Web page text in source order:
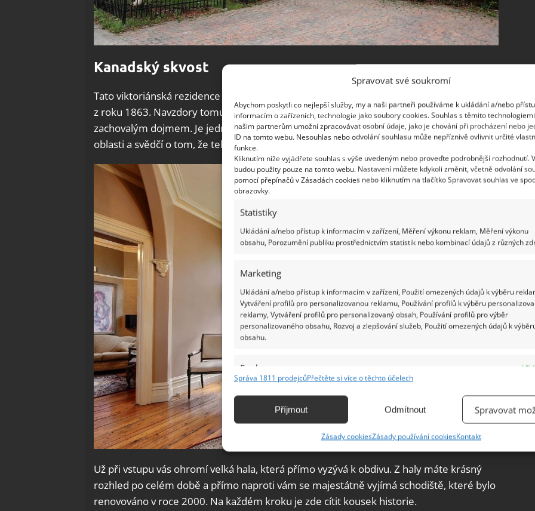
Spravovat své soukromí
Abychom poskytli co nejlepší služby, my a naši partneři používáme k ukládání a/nebo
informacím o zařízeních, technologie jako soubory cookies. Souhlas s těmito
našim partnerům umožní zpracovávat osobní údaje, jako je chování při procházení nebo
ID na tomto webu. Nesouhlas nebo odvolání souhlasu může nepříznivě ovlivnit určité
funkce.
Kliknutím níže vyjádřete souhlas s výše uvedeným nebo proveďte podrobnější rozhodnutí.
budou použity pouze na tomto webu. Nastavení můžete kdykoli změnit, včetně odvolání
pomocí přepínačů v Zásadách cookies nebo kliknutím na tlačítko Spravovat souhlas ve
obrazovky.
Statistiky
Ukládání a/nebo přístup k informacím v zařízení, Měření výkonu reklam, Měření výkonu
obsahu, Porozumění publiku prostřednictvím statistik nebo kombinací údajů z různých
Marketing
Ukládání a/nebo přístup k informacím v zařízení, Použití omezených údajů k výběru
Vytváření profilů pro personalizovanou reklamu, Používání profilů k výběru
reklamy, Vytváření profilů pro personalizovaný obsah, Používání profilů pro výběr
personalizovaného obsahu, Rozvoj a zlepšování služeb, Použití omezených údajů k
obsahu.
Funkce
Identifikace zařízení na základě automaticky přenášených informací.
základě aktivně vyžádaných informací.
Zajištění bezpečnosti, předcházení a zjišťování podvodů a
odstraňování chyb, Poskytování a zobrazování reklamy a obsahu,
Ukládání a sdělování voleb ochrany osobních údajů.
Správa 1811 prodejcůPřečtěte si více o těchto účelech
Příjmout Odmítnout Spravovat
Zásady cookiesZásady používání cookiesKontakt
Kanadský skvost
Tato viktoriánská rezidence se nachází v Saint-Jean-sur-Richelieu v Montérégie a pochází
z roku 1863. Navzdory tomu, že už zde stojí více než 150 let, stále působí velice
zachovalým dojmem. Je jedním z posledních pozůstatků viktoriánské architektury v této
oblasti a svědčí o tom, že tehdejší stavitelství si zakládalo na honosnosti a okázalosti.
Už při vstupu vás ohromí velká hala, která přímo vyzývá k obdivu. Z haly máte krásný
rozhled po celém době a přímo naproti vám se majestátně vyjímá schodiště, které bylo
renovováno v roce 2000. Na každém kroku je zde cítit kousek historie.